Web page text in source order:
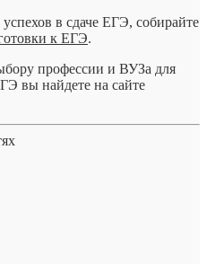
в сдаче ЕГЭ, собирайте
к ЕГЭ.
профессии и ВУЗа для
вы найдете на сайте